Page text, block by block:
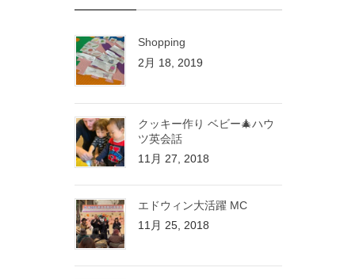
Shopping
2月 18, 2019
クッキー作り ベビー🎄ハウ
ツ英会話
11月 27, 2018
エドウィン大活躍 MC
11月 25, 2018